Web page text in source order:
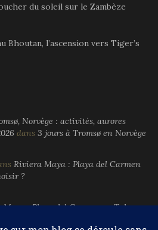
du soleil sur le Zambèze
Bhoutan, l’ascension vers Tiger’s
Norvège : activités, aurores
dans 3 jours à Tromsø en Norvège
Riviera Maya : Playa del Carmen
?
Maya : Playa del Carmen ou Tulum,